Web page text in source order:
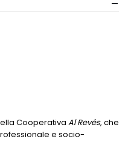
Cooperativa Al Revés, che
e socio-